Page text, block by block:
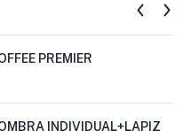
PREMIER
INDIVIDUAL+LAPIZ